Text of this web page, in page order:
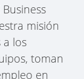
misión
a los
toman
en